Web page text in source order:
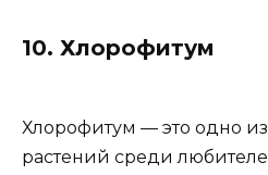
10. Хлорофитум
Хлорофитум — это одно
растений среди